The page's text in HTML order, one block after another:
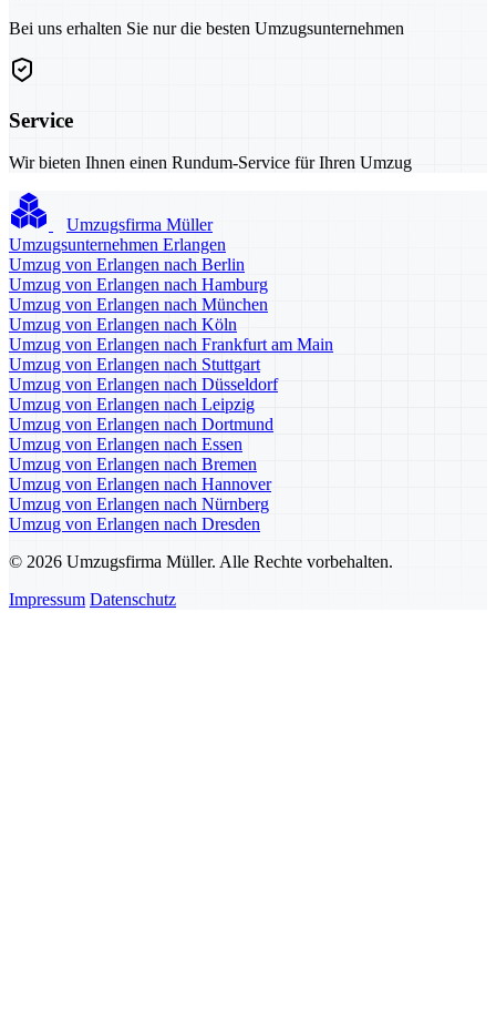
Bei uns erhalten Sie nur die besten Umzugsunternehmen
Service
Wir bieten Ihnen einen Rundum-Service für Ihren Umzug
Umzugsfirma Müller
Umzugsunternehmen Erlangen
Umzug von Erlangen nach Berlin
Umzug von Erlangen nach Hamburg
Umzug von Erlangen nach München
Umzug von Erlangen nach Köln
Umzug von Erlangen nach Frankfurt am Main
Umzug von Erlangen nach Stuttgart
Umzug von Erlangen nach Düsseldorf
Umzug von Erlangen nach Leipzig
Umzug von Erlangen nach Dortmund
Umzug von Erlangen nach Essen
Umzug von Erlangen nach Bremen
Umzug von Erlangen nach Hannover
Umzug von Erlangen nach Nürnberg
Umzug von Erlangen nach Dresden
© 2026 Umzugsfirma Müller. Alle Rechte vorbehalten.
Impressum Datenschutz